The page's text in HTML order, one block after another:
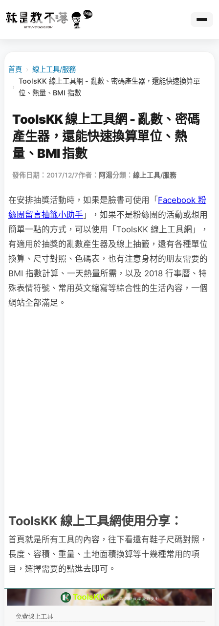
首頁 › 線上工具/服務
›
ToolsKK 線上工具網 - 亂數、密碼產生器，還能快速換算單
位、熱量、BMI 指數
ToolsKK 線上工具網 - 亂數、密碼
產生器，還能快速換算單位、熱
量、BMI 指數
發佈日期：2017/12/7作者： 阿湯分類： 線上工具/服務
在安排抽獎活動時，如果是臉書可使用「 Facebook 粉
絲團留言抽籤小助手 」，如果不是粉絲團的活動或想用
簡單一點的方式，可以使用「ToolsKK 線上工具網」，
有適用於抽獎的亂數產生器及線上抽籤，還有各種單位
換算、尺寸對照、色碼表，也有注意身材的朋友需要的
BMI 指數計算、一天熱量所需，以及 2018 行事曆、特
殊表情符號、常用英文縮寫等綜合性的生活內容，一個
網站全部滿足。
ToolsKK 線上工具網使用分享：
首頁就是所有工具的內容，往下看還有鞋子尺碼對照，
長度、容積、重量、土地面積換算等十幾種常用的項
目，選擇需要的點進去即可。